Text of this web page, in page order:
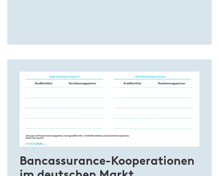
Bancassurance-Kooperationen